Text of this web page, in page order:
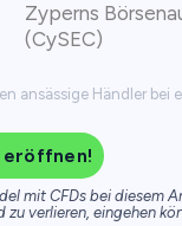
ansässige Händler bei
Zyperns
(CySEC)
eröffnen!
mit CFDs bei diesem
zu verlieren, eingehen